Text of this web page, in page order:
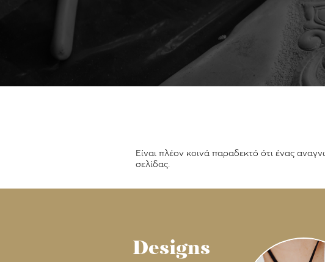
Είναι πλέον κοινά παραδεκτό ότι ένας
σελίδας.
Designs